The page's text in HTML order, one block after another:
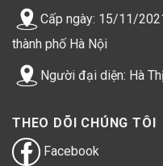
Cấp ngày: 15/11/
thành phố Hà Nội
Người đại diện: Hà
THEO DÕI CHÚNG TÔI
Facebook